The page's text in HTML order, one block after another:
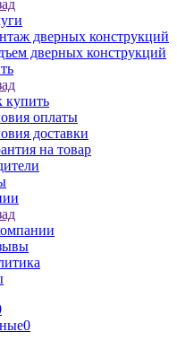
дверных конструкций
дверных конструкций
купить
оплаты
доставки
на товар
0